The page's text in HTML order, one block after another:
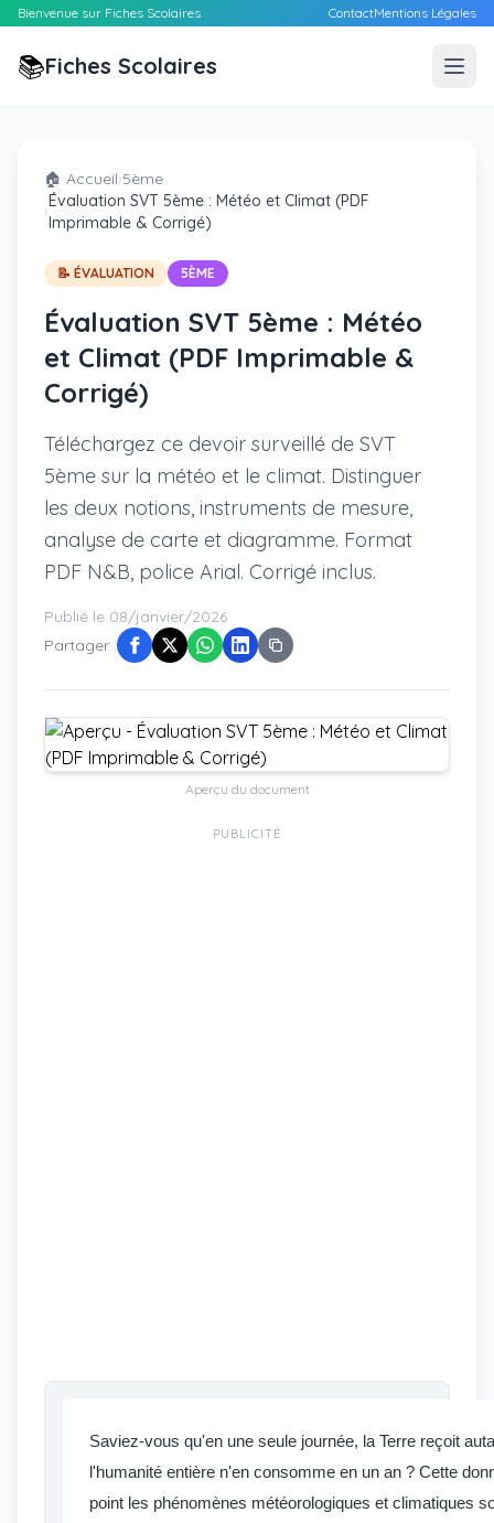
Bienvenue sur Fiches Scolaires ContactMentions Légales
📚Fiches Scolaires
🏠 Accueil›5ème
›
Évaluation SVT 5ème : Météo et Climat (PDF
Imprimable & Corrigé)
📝 ÉVALUATION 5ÈME
Évaluation SVT 5ème : Météo
et Climat (PDF Imprimable &
Corrigé)
Téléchargez ce devoir surveillé de SVT
5ème sur la météo et le climat. Distinguer
les deux notions, instruments de mesure,
analyse de carte et diagramme. Format
PDF N&B, police Arial. Corrigé inclus.
Publié le 08/janvier/2026
Partager :
Aperçu du document
PUBLICITÉ
Saviez-vous qu'en une seule journée, la Terre reçoit
l'humanité entière n'en consomme en un an ? Cette
point les phénomènes météorologiques et climatiques